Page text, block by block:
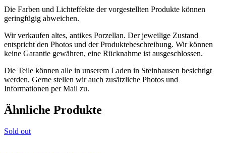
Die Farben und Lichteffekte der vorgestellten Produkte können
geringfügig abweichen.
Wir verkaufen altes, antikes Porzellan. Der jeweilige Zustand
entspricht den Photos und der Produktebeschreibung. Wir können
keine Garantie gewähren, eine Rücknahme ist ausgeschlossen.
Die Teile können alle in unserem Laden in Steinhausen besichtigt
werden. Gerne stellen wir auch zusätzliche Photos und
Informationen per Mail zu.
Ähnliche Produkte
Sold out